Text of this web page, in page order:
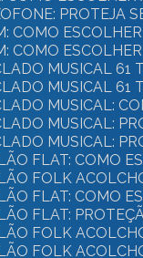
PROTEJA
COMO
COMO
MUSICAL
MUSICAL
MUSICAL:
MUSICAL:
MUSICAL:
FLAT: COMO
FOLK
FLAT: COMO
FLAT:
FOLK
FOLK